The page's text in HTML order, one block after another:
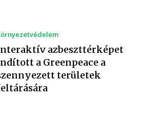
azbeszttérképet
a Greenpeace a
területek